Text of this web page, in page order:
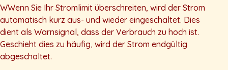
WWenn Sie Ihr Stromlimit überschreiten, wird der Strom
automatisch kurz aus- und wieder eingeschaltet. Dies
dient als Warnsignal, dass der Verbrauch zu hoch ist.
Geschieht dies zu häufig, wird der Strom endgültig
abgeschaltet.